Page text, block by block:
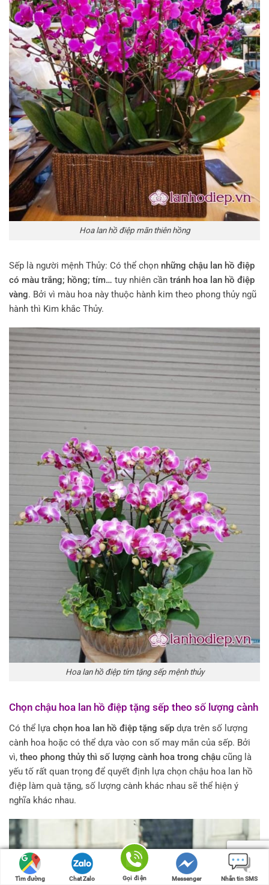
Hoa lan hồ điệp mãn thiên hồng
Sếp là người mệnh Thủy: Có thể chọn những chậu lan hồ điệp
có màu trắng; hồng; tím… tuy nhiên cần tránh hoa lan hồ điệp
vàng. Bởi vì màu hoa này thuộc hành kim theo phong thủy ngũ
hành thì Kim khắc Thủy.
Hoa lan hồ điệp tím tặng sếp mệnh thủy
Chọn chậu hoa lan hồ điệp tặng sếp theo số lượng cành
Có thể lựa chọn hoa lan hồ điệp tặng sếp dựa trên số lượng
cành hoa hoặc có thể dựa vào con số may mắn của sếp. Bởi
vì, theo phong thủy thì số lượng cành hoa trong chậu cũng là
yếu tố rất quan trọng để quyết định lựa chọn chậu hoa lan hồ
điệp làm quà tặng, số lượng cành khác nhau sẽ thể hiện ý
nghĩa khác nhau.
Tìm đường Chat Zalo Gọi điện Messenger Nhắn tin SMS
Tìm đường Chat Zalo Gọi điện Messenger Nhắn tin SMS